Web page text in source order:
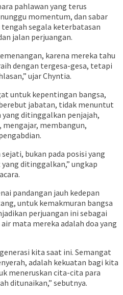
pahlawan yang terus
momentum, dan sabar
segala keterbatasan
jalan perjuangan.
karena mereka tahu
dengan tergesa-gesa, tetapi
ujar Chyntia.
untuk kepentingan bangsa,
jabatan, tidak menuntut
ditinggalkan penjajah,
membangun,
bukan pada posisi yang
ditinggalkan,” ungkap
pandangan jauh kedepan
untuk kemakmuran bangsa
perjuangan ini sebagai
mata mereka adalah doa yang
kita saat ini. Semangat
adalah kekuatan bagi kita
meneruskan cita-cita para
ditunaikan,” sebutnya.